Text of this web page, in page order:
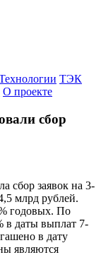
ТЭК
О проекте
сбор
сбор заявок на 3-
млрд рублей.
годовых. По
в даты выплат 7-
в дату
являются